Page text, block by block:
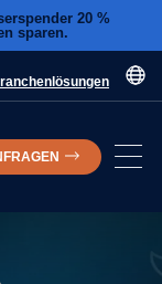
20 %
sparen.